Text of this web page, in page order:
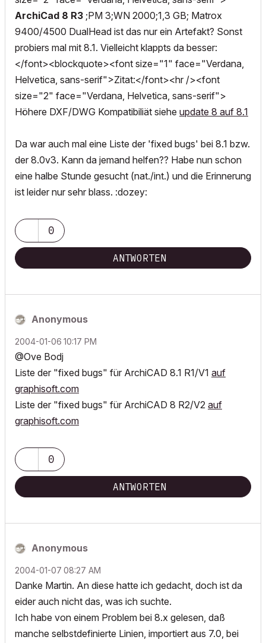
ArchiCad 8 R3 ;PM 3;WN 2000;1,3 GB; Matrox
9400/4500 DualHead ist das nur ein Artefakt? Sonst
probiers mal mit 8.1. Vielleicht klappts da besser:
</font><blockquote><font size="1" face="Verdana,
Helvetica, sans-serif">Zitat:</font><hr /><font
size="2" face="Verdana, Helvetica, sans-serif">
Höhere DXF/DWG Kompatibiliät siehe update 8 auf 8.1
Da war auch mal eine Liste der 'fixed bugs' bei 8.1 bzw.
der 8.0v3. Kann da jemand helfen?? Habe nun schon
eine halbe Stunde gesucht (nat./int.) und die Erinnerung
ist leider nur sehr blass. :dozey:
0
ANTWORTEN
Anonymous
‎2004-01-06 10:17 PM
@Ove Bodj
Liste der "fixed bugs" für ArchiCAD 8.1 R1/V1 auf
graphisoft.com
Liste der "fixed bugs" für ArchiCAD 8 R2/V2 auf
graphisoft.com
0
ANTWORTEN
Anonymous
‎2004-01-07 08:27 AM
Danke Martin. An diese hatte ich gedacht, doch ist da
eider auch nicht das, was ich suchte.
Ich habe von einem Problem bei 8.x gelesen, daß
manche selbstdefinierte Linien, importiert aus 7.0, bei